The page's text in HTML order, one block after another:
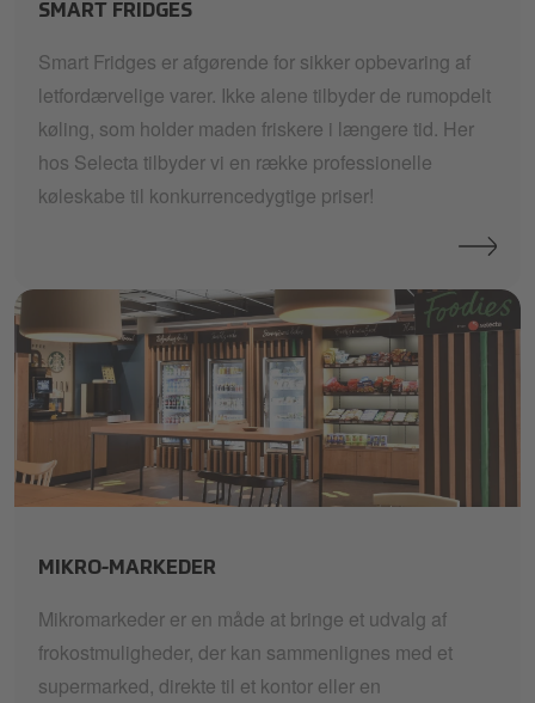
SMART FRIDGES
Smart Fridges er afgørende for sikker opbevaring af
letfordærvelige varer. Ikke alene tilbyder de rumopdelt
køling, som holder maden friskere i længere tid. Her
hos Selecta tilbyder vi en række professionelle
køleskabe til konkurrencedygtige priser!
MIKRO-MARKEDER
Mikromarkeder er en måde at bringe et udvalg af
frokostmuligheder, der kan sammenlignes med et
supermarked, direkte til et kontor eller en